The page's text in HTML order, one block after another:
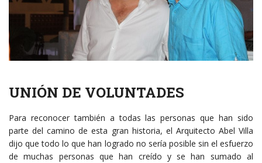
UNIÓN DE VOLUNTADES
Para reconocer también a todas las personas que han sido
parte del camino de esta gran historia, el Arquitecto Abel Villa
dijo que todo lo que han logrado no sería posible sin el esfuerzo
de muchas personas que han creído y se han sumado al